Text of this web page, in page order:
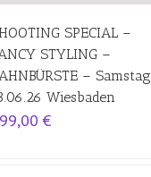
SPECIAL –
STYLING –
– Samstag
Wiesbaden
€